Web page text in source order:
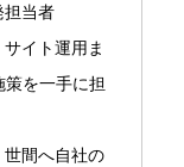
担当者
イト運用ま
を一手に担
世間へ自社の